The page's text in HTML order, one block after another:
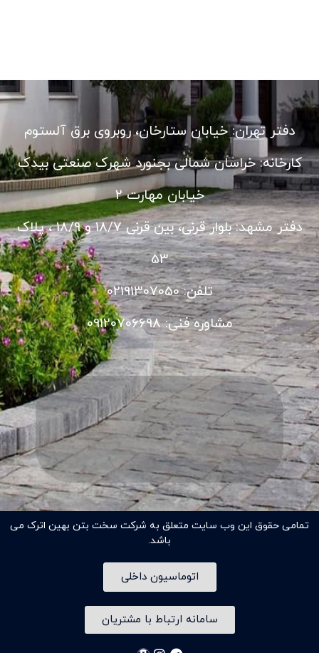
دفتر تهران: خیابان ستارخان، روبروی برق آلستوم
کارخانه: خراسان شمالی بجنورد شهرک صنعتی بیدک
خیابان مهارت 2
دفتر مشهد: بلوار قرنی، بین قرنی 18/7 و 18/9 ، پلاک
53
تلفن: 02191307050
مشاوره فنی: 09120706698
تمامی حقوق این وب سایت متعلق به شرکت سخت بتن بهین اترک می
باشد.
اتوماسیون داخلی
سامانه ارتباط با مشتریان